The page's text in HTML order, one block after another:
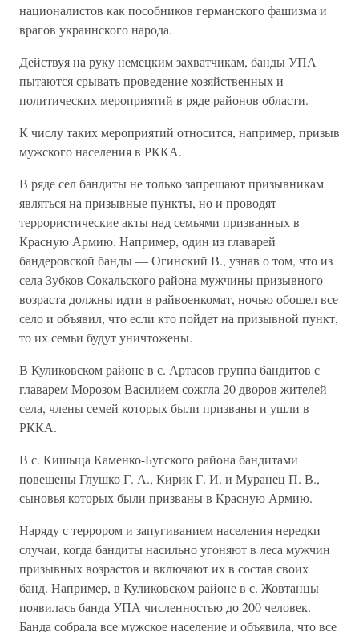
националистов как пособников германского фашизма и
врагов украинского народа.
Действуя на руку немецким захватчикам, банды УПА
пытаются срывать проведение хозяйственных и
политических мероприятий в ряде районов области.
К числу таких мероприятий относится, например, призыв
мужского населения в РККА.
В ряде сел бандиты не только запрещают призывникам
являться на призывные пункты, но и проводят
террористические акты над семьями призванных в
Красную Армию. Например, один из главарей
бандеровской банды — Огинский В., узнав о том, что из
села Зубков Сокальского района мужчины призывного
возраста должны идти в райвоенкомат, ночью обошел все
село и объявил, что если кто пойдет на призывной пункт,
то их семьи будут уничтожены.
В Куликовском районе в с. Артасов группа бандитов с
главарем Морозом Василием сожгла 20 дворов жителей
села, члены семей которых были призваны и ушли в
РККА.
В с. Кишыца Каменко-Бугского района бандитами
повешены Глушко Г. А., Кирик Г. И. и Муранец П. В.,
сыновья которых были призваны в Красную Армию.
Наряду с террором и запугиванием населения нередки
случаи, когда бандиты насильно угоняют в леса мужчин
призывных возрастов и включают их в состав своих
банд. Например, в Куликовском районе в с. Жовтанцы
появилась банда УПА численностью до 200 человек.
Банда собрала все мужское население и объявила, что все